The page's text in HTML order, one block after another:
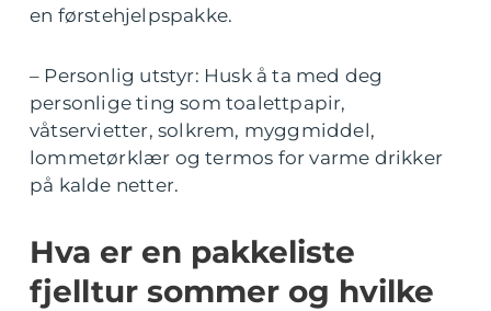
en førstehjelpspakke.
– Personlig utstyr: Husk å ta med deg
personlige ting som toalettpapir,
våtservietter, solkrem, myggmiddel,
lommetørklær og termos for varme drikker
på kalde netter.
Hva er en pakkeliste
fjelltur sommer og hvilke